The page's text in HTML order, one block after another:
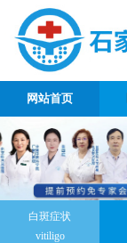
网站首页
白斑症状
vitiligo